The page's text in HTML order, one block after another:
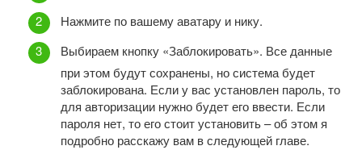
Нажмите по вашему аватару и нику.
Выбираем кнопку «Заблокировать». Все данные
при этом будут сохранены, но система будет
заблокирована. Если у вас установлен пароль, то
для авторизации нужно будет его ввести. Если
пароля нет, то его стоит установить – об этом я
подробно расскажу вам в следующей главе.